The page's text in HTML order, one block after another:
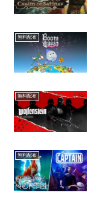
無料配布
無料配布
無料配布